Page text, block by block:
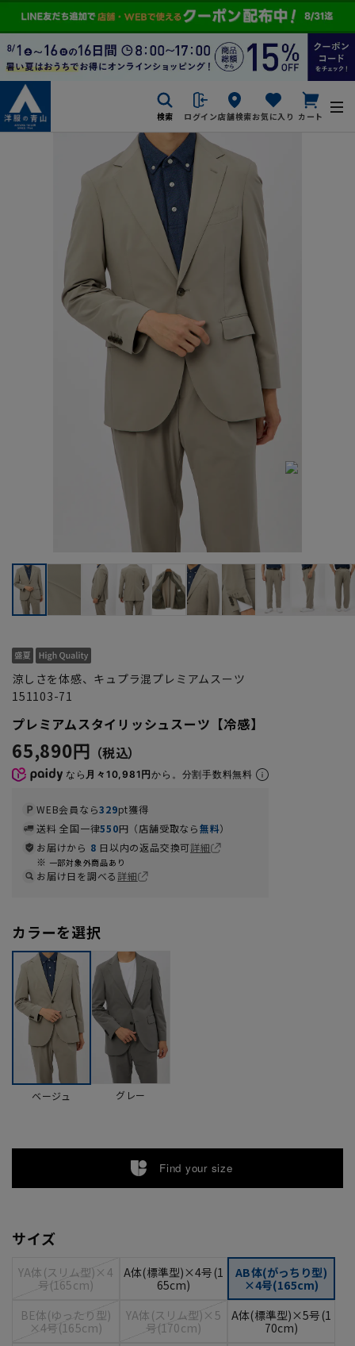
検索 ログイン店舗検索お気に入り カート
涼しさを体感、キュプラ混プレミアムスーツ
151103-71
プレミアムスタイリッシュスーツ【冷感】
65,890円
なら 月々10,981円から。分割手数料無料
WEB会員なら329pt獲得
送料 全国一律550円（店舗受取なら無料）
お届けから 8 日以内の返品交換可詳細
一部対象外商品あり
お届け日を調べる詳細
カラーを選択
ベージュ グレー
Find your size
サイズ
YA体(スリム型)×4
号(165cm)
A体(標準型)×4号(1
65cm)
AB体(がっちり型)
×4号(165cm)
BE体(ゆったり型)
×4号(165cm)
YA体(スリム型)×5
号(170cm)
A体(標準型)×5号(1
70cm)